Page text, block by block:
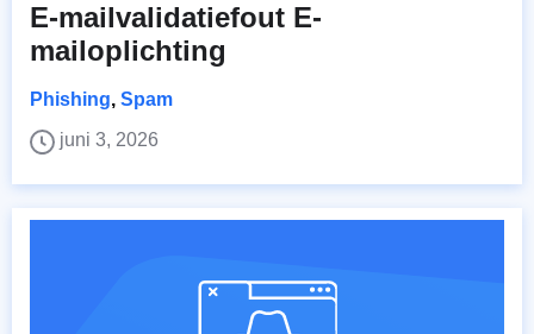
E-mailvalidatiefout E-
mailoplichting
Phishing, Spam
juni 3, 2026